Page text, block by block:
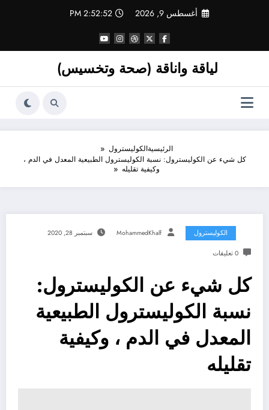
أغسطس 9, 2026 2:52:53 PM
لياقة واناقة (صحة وتخسيس)
الرئيسيةالكوليسترول
كل شيء عن الكوليسترول: نسبة الكوليسترول الطبيعية المعدل في الدم ،
وكيفية تقليله
الكوليسترول MohammedKhalf سبتمبر 28, 2020
0 تعليقات
كل شيء عن الكوليسترول:
نسبة الكوليسترول الطبيعية
المعدل في الدم ، وكيفية
تقليله